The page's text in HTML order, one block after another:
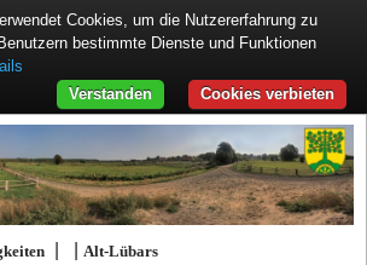
| |Alt-Lübars
Cookies, um die Nutzererfahrung zu
bestimmte Dienste und Funktionen
Cookies verbieten
Verstanden